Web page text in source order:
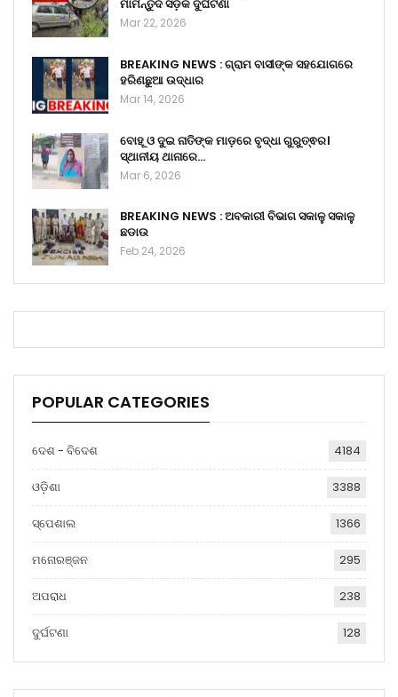
ମାର୍ମନ୍ତୁଦ ସଡ଼କ ଦୁର୍ଘଟଣା
Mar 22, 2026
BREAKING NEWS : ଗ୍ରାମ ବାସୀଙ୍କ ସହଯୋଗରେ
ହରିଣଛୁଆ ଉଦ୍ଧାର
Mar 14, 2026
ବୋହୂ ଓ ଦୁଇ ନାତିଙ୍କ ମାଡ଼ରେ ବୃଦ୍ଧା ଗୁରୁତ୍ଵର।
ସ୍ଥାନୀୟ ଥାନାରେ…
Mar 6, 2026
BREAKING NEWS : ଅବକାରୀ ବିଭାଗ ସକାଳୁ ସକାଳୁ
ଛଡାଉ
Feb 24, 2026
POPULAR CATEGORIES
ଦେଶ - ବିଦେଶ 4184
ଓଡ଼ିଶା 3388
ସ୍ପେଶାଲ 1366
ମନୋରଞ୍ଜନ 295
ଅପରାଧ 238
ଦୁର୍ଘଟଣା 128